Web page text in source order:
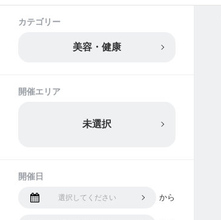
カテゴリー
美容・健康
開催エリア
未選択
開催日
選択してください から